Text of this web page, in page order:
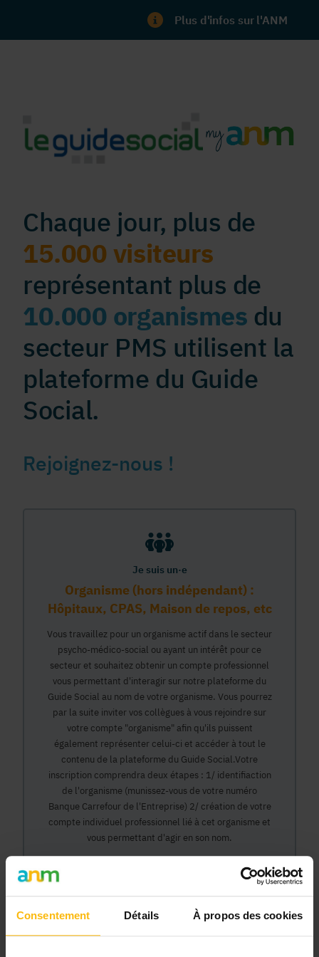
Consentement Détails À propos des cookies
Plus d'infos sur l'ANM
Chaque jour, plus de
15.000 visiteurs
représentant plus de
10.000 organismes du
secteur PMS utilisent la
plateforme du Guide
Social.
Rejoignez-nous !
Je suis un·e
Organisme (hors indépendant) :
Hôpitaux, CPAS, Maison de repos, etc
Vous travaillez pour un organisme actif dans le secteur
psycho-médico-social ou ayant un intérêt pour ce
secteur et souhaitez obtenir un compte professionnel
vous permettant d'interagir sur notre plateforme du
Guide Social au nom de votre organisme. Vous pourrez
par la suite inviter vos collègues à vous rejoindre sur
votre compte "organisme" afin qu'ils puissent
également représenter celui-ci et accéder à tout le
contenu de la plateforme du Guide Social.Votre
inscription comprendra deux étapes : 1/ identifiaction
de l'organisme (munissez-vous de votre numéro
Banque Carrefour de l'Entreprise) 2/ création de votre
compte individuel professionnel lié à cet organisme et
vous permettant d'agir en son nom.